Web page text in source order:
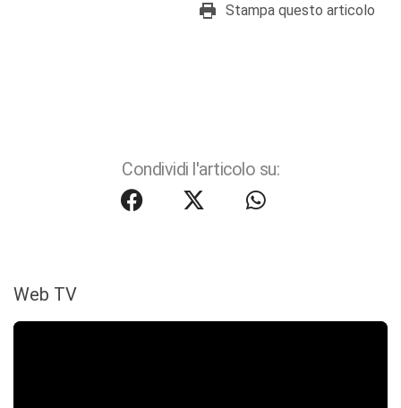
Stampa questo articolo
Condividi l'articolo su:
Web TV